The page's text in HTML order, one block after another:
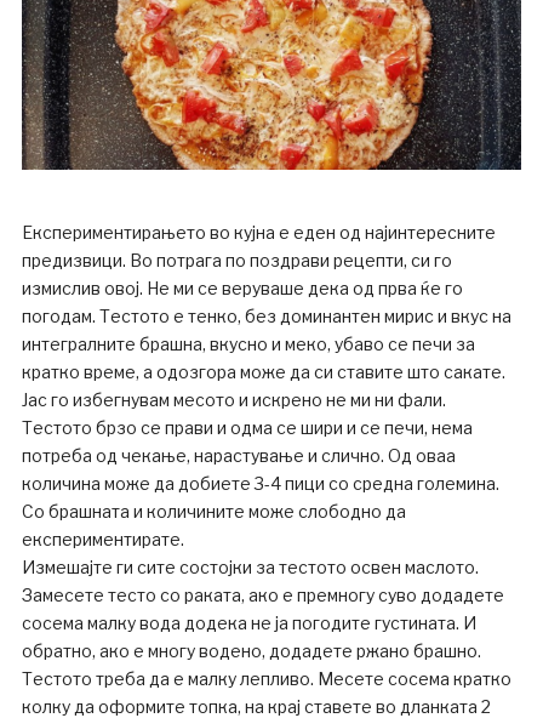
Експериментирањето во кујна е еден од најинтересните
предизвици. Во потрага по поздрави рецепти, си го
измислив овој. Не ми се веруваше дека од прва ќе го
погодам. Тестото е тенко, без доминантен мирис и вкус на
интегралните брашна, вкусно и меко, убаво се печи за
кратко време, а одозгора може да си ставите што сакате.
Јас го избегнувам месото и искрено не ми ни фали.
Тестото брзо се прави и одма се шири и се печи, нема
потреба од чекање, нарастување и слично. Од оваа
количина може да добиете 3-4 пици со средна големина.
Со брашната и количините може слободно да
експериментирате.
Измешајте ги сите состојки за тестото освен маслото.
Замесете тесто со раката, ако е премногу суво додадете
сосема малку вода додека не ја погодите густината. И
обратно, ако е многу водено, додадете ржано брашно.
Тестото треба да е малку лепливо. Месете сосема кратко
колку да оформите топка, на крај ставете во дланката 2